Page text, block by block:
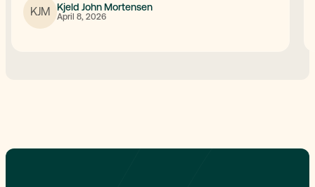
KJM
Kjeld John Mortensen
April 8, 2026